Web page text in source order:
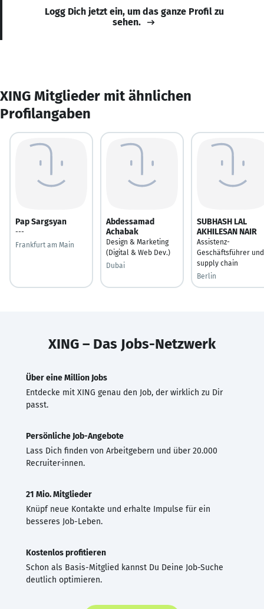
Logg Dich jetzt ein, um das ganze Profil zu
sehen.
XING Mitglieder mit ähnlichen
Profilangaben
Pap Sargsyan
---
Frankfurt am Main
Abdessamad
Achabak
Design & Marketing
(Digital & Web Dev.)
Dubai
SUBHASH LAL
AKHILESAN NAIR
Assistenz-
Geschäftsführer und
supply chain
Berlin
XING – Das Jobs-Netzwerk
Über eine Million Jobs
Entdecke mit XING genau den Job, der wirklich zu Dir
passt.
Persönliche Job-Angebote
Lass Dich finden von Arbeitgebern und über 20.000
Recruiter·innen.
21 Mio. Mitglieder
Knüpf neue Kontakte und erhalte Impulse für ein
besseres Job-Leben.
Kostenlos profitieren
Schon als Basis-Mitglied kannst Du Deine Job-Suche
deutlich optimieren.